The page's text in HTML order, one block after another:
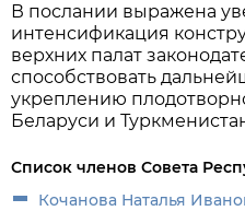
В послании выражена
интенсификация
верхних палат
способствовать
укреплению
Беларуси и
Список членов Совета
Кочанова Наталья